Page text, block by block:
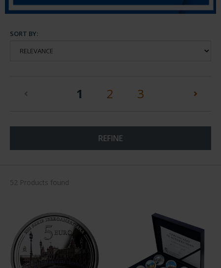
SORT BY:
1 (current)
2 3
REFINE
52 Products found